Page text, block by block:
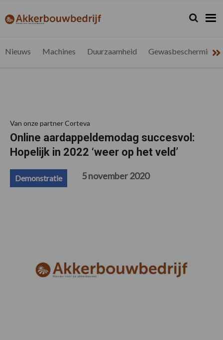
de
de
de
de
akkerbouwbedrijf.be
Nieuws
Zoeken...
Zoek
Nieuws Machines Duurzaamheid Gewasbescherming
Van onze partner Corteva
Online aardappeldemodag succesvol:
Hopelijk in 2022 ‘weer op het veld’
Demonstratie 5 november 2020